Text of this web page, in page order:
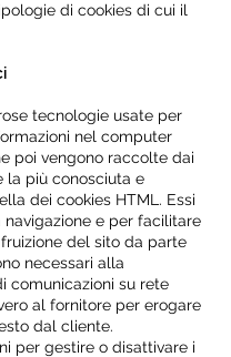
di cookies di cui il
tecnologie usate per
nel computer
poi vengono raccolte dai
la più conosciuta e
dei cookies HTML. Essi
navigazione e per facilitare
del sito da parte
necessari alla
comunicazioni su rete
al fornitore per erogare
dal cliente.
per gestire o disattivare i